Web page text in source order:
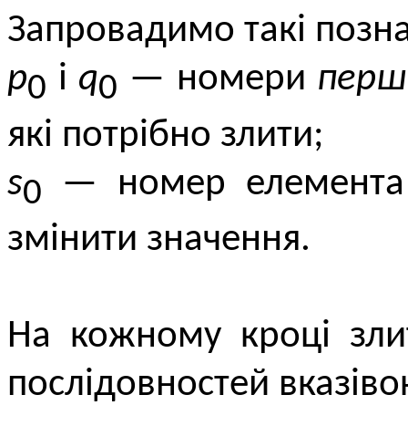
Запровадимо такі
p0 і q0 — номери
які потрібно злити;
s0 — номер елемента
змінити значення.
На кожному кроці
послідовностей